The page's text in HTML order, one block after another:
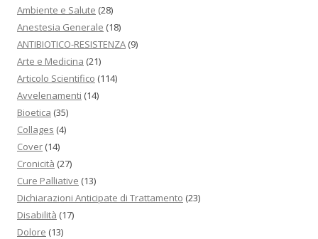
Ambiente e Salute (28)
Anestesia Generale (18)
ANTIBIOTICO-RESISTENZA (9)
Arte e Medicina (21)
Articolo Scientifico (114)
Avvelenamenti (14)
Bioetica (35)
Collages (4)
Cover (14)
Cronicità (27)
Cure Palliative (13)
Dichiarazioni Anticipate di Trattamento (23)
Disabilità (17)
Dolore (13)